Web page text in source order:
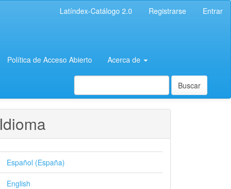
Latíndex-Catálogo 2.0 Registrarse Entrar
Política de Acceso Abierto Acerca de
Buscar
Idioma
Español (España)
English